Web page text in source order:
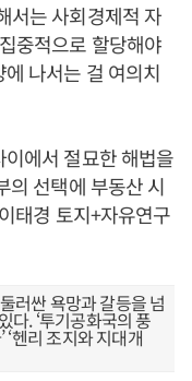
서는 사회경제적 자
중적으로 할당해야
나서는 걸 여의치
에서 절묘한 해법을
의 선택에 부동산 시
태경 토지+자유연구
러싼 욕망과 갈등을 넘
다. ‘투기공화국의 풍
‘헨리 조지와 지대개